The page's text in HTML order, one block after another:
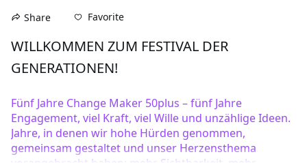
Share Favorite
WILLKOMMEN ZUM FESTIVAL DER
GENERATIONEN!
Fünf Jahre Change Maker 50plus – fünf Jahre
Engagement, viel Kraft, viel Wille und unzählige Ideen.
Jahre, in denen wir hohe Hürden genommen,
gemeinsam gestaltet und unser Herzensthema